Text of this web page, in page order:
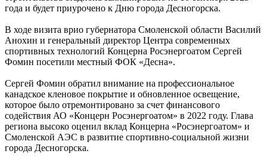
года и будет приурочено к Дню города Десногорска.
В ходе визита врио губернатора Смоленской области Василий
Анохин и генеральный директор Центра современных
спортивных технологий Концерна Росэнергоатом Сергей
Фомин посетили местный ФОК «Десна».
Сергей Фомин обратил внимание на профессиональное
канадское кленовое покрытие и обновленное освещение,
которое было отремонтировано за счет финансового
содействия АО «Концерн Росэнергоатом» в 2022 году. Глава
региона высоко оценил вклад Концерна «Росэнергоатом» и
Смоленской АЭС в развитие спортивно-социальной жизни
города Десногорска.